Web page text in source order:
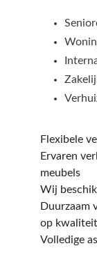
Flexibele
Ervaren
meubels
Wij
Duurzaam
op kwaliteit
Volledige